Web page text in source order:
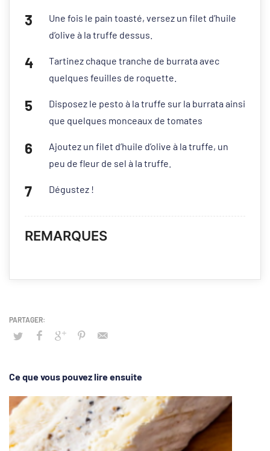
Une fois le pain toasté, versez un filet d’huile
d’olive à la truffe dessus.
Tartinez chaque tranche de burrata avec
quelques feuilles de roquette.
Disposez le pesto à la truffe sur la burrata ainsi
que quelques monceaux de tomates
Ajoutez un filet d’huile d’olive à la truffe, un
peu de fleur de sel à la truffe.
Dégustez !
REMARQUES
Ce que vous pouvez lire ensuite